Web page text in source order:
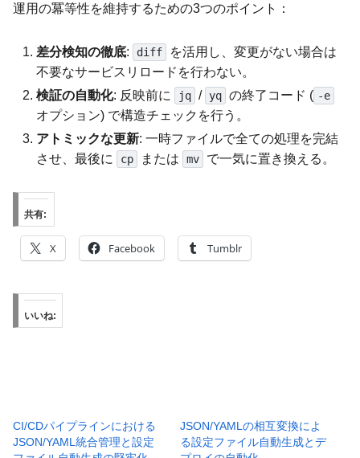
運用の冪等性を維持するための3つのポイント：
差分検知の徹底: diff
を活用し、変更がない場合は
不要なサービスリロードを行わない。
検証の自動化: 反映前に jq / yq の終了コード ( -e
オプション) で構造チェックを行う。
アトミックな更新: 一時ファイルで全ての処理を完結
させ、最後に
cp または mv で一気に置き換える。
共有:
X Facebook Tumblr
いいね:
CI/CDパイプラインにおける
JSON/YAML統合管理と設定
JSON/YAMLの相互変換によ
る設定ファイル自動生成とデ